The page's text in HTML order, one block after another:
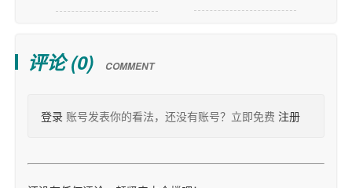
评论 (0) COMMENT
登录 账号发表你的看法，还没有账号？立即免费 注册